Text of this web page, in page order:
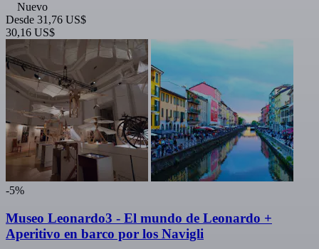
Nuevo
Desde 31,76 US$
30,16 US$
-5%
Museo Leonardo3 - El mundo de Leonardo +
Aperitivo en barco por los Navigli